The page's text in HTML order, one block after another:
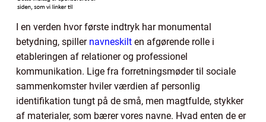
I en verden hvor første indtryk har monumental
betydning, spiller navneskilt en afgørende rolle i
etableringen af relationer og professionel
kommunikation. Lige fra forretningsmøder til sociale
sammenkomster hviler værdien af personlig
identifikation tungt på de små, men magtfulde, stykker
af materialer, som bærer vores navne. Hvad enten de er